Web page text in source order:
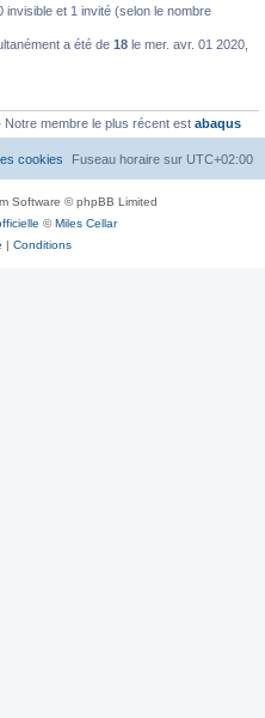
invisible et 1 invité (selon le nombre
a été de 18 le mer. avr. 01 2020,
Notre membre le plus récent est abaqus
Fuseau horaire sur UTC+02:00
cookies
Software © phpBB Limited
©Miles Cellar
| Conditions